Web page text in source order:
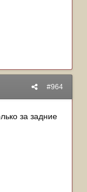
#964
за задние